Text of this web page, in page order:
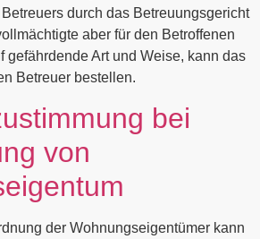
durch das Betreuungsgericht
aber für den Betroffenen
gefährdende Art und Weise, kann das
Betreuer bestellen.
bei
von
der Wohnungseigentümer kann